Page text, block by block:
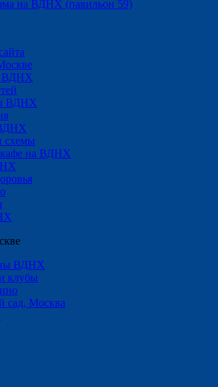
на ВДНХ (павильон 59)
ВДНХ
ВДНХ
схемы
кафе на ВДНХ
ВДНХ
клубы
сад, Москва